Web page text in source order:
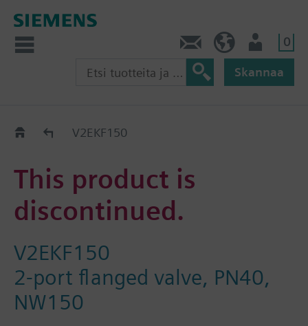
0
Skannaa
Old2NewV2EKF150
This product is
discontinued.
V2EKF150
2-port flanged valve, PN40,
NW150